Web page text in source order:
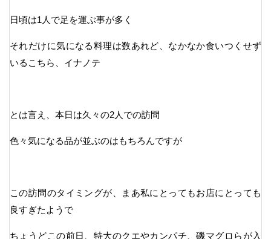
日頃は1人で足を運ぶ事が多く
それだけに気になる料理は数あれど、なかなか食いつくせず
いるこちら、イナノテ
とは言え、本日は久々の2人での訪問
色々気になる品が並ぶのはもちろんですが
この訪問のタイミングが、まあ私にとってもお店にとっても
良すぎたようで
ちょうどこの前日、特大のクエやカンパチ、磯マグロらが入